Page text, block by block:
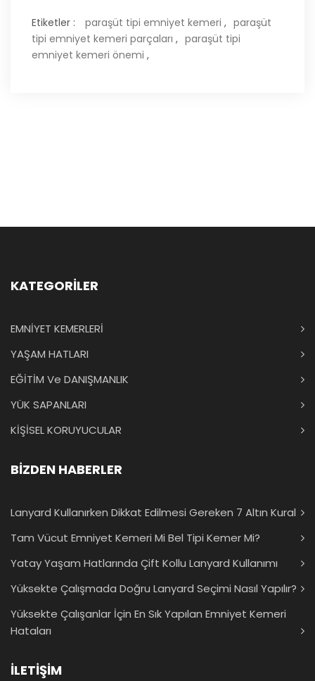
Etiketler : paraşüt tipi emniyet kemeri , paraşüt
tipi emniyet kemeri parçaları , paraşüt tipi
emniyet kemeri önemi ,
KATEGORİLER
EMNİYET KEMERLERİ
YAŞAM HATLARI
EĞİTİM Ve DANIŞMANLIK
YÜK SAPANLARI
KİŞİSEL KORUYUCULAR
BİZDEN HABERLER
Lanyard Kullanırken Dikkat Edilmesi Gereken 7 Altın Kural
Tam Vücut Emniyet Kemeri Mi Bel Tipi Kemer Mi?
Yatay Yaşam Hatlarında Çift Kollu Lanyard Kullanımı
Yüksekte Çalışmada Doğru Lanyard Seçimi Nasıl Yapılır?
Yüksekte Çalışanlar İçin En Sık Yapılan Emniyet Kemeri
Hataları
İLETİŞİM